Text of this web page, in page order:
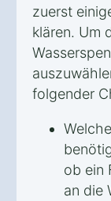
zuerst
klären. Um
folgender
ob ein
an die